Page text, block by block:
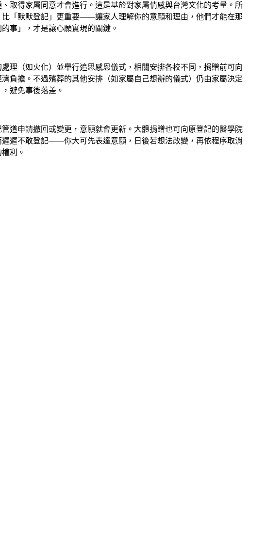
取得家屬同意才會進行。這是基於對家屬情感與台灣文化的考量。所
「默默登記」更重要——讓家人理解你的意願和理由，他們才能在那
事」，才是讓心願實現的關鍵。
理（如火化）並舉行追思感恩儀式，相關安排各校不同，捐贈前可向
負擔。不過殯葬的其他安排（如家屬自己想辦的儀式）仍由家屬決定
避免事後落差。
道申請撤回或變更，意願就會更新。大體捐贈也可向原登記的醫學院
遲不敢登記——你大可先表達意願，日後若想法改變，再依程序取消
利。